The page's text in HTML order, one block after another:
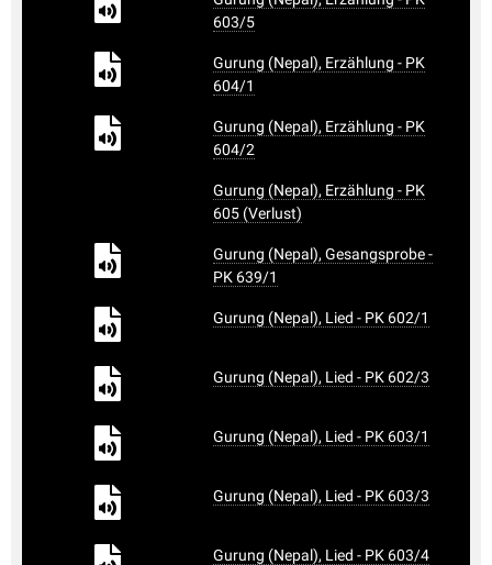
603/5
Gurung (Nepal), Erzählung - PK
604/1
Gurung (Nepal), Erzählung - PK
604/2
Gurung (Nepal), Erzählung - PK
605 (Verlust)
Gurung (Nepal), Gesangsprobe -
PK 639/1
Gurung (Nepal), Lied - PK 602/1
Gurung (Nepal), Lied - PK 602/3
Gurung (Nepal), Lied - PK 603/1
Gurung (Nepal), Lied - PK 603/3
Gurung (Nepal), Lied - PK 603/4